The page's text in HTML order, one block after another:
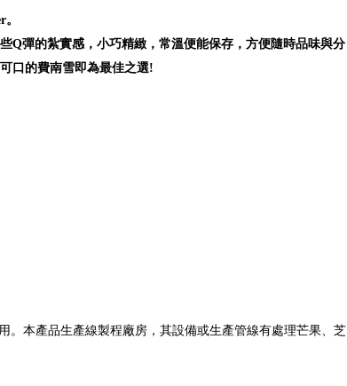
Q彈的紮實感，小巧精緻，常溫便能保存，方便隨時品味與分
口的費南雪即為最佳之選!
。本產品生產線製程廠房，其設備或生產管線有處理芒果、芝